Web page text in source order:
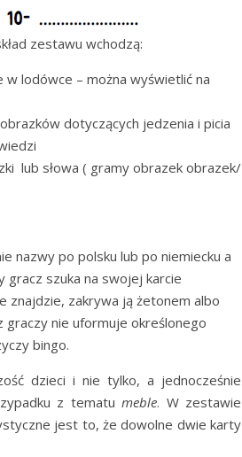
zestawu wchodzą:
lodówce – można wyświetlić na
dotyczących jedzenia i picia
lub słowa ( gramy obrazek obrazek/
nazwy po polsku lub po niemiecku a
gracz szuka na swojej karcie
znajdzie, zakrywa ją żetonem albo
nie uformuje określonego
bingo.
dzieci i nie tylko, a jednocześnie
z tematumeble. W zestawie
jest to, że dowolne dwie karty